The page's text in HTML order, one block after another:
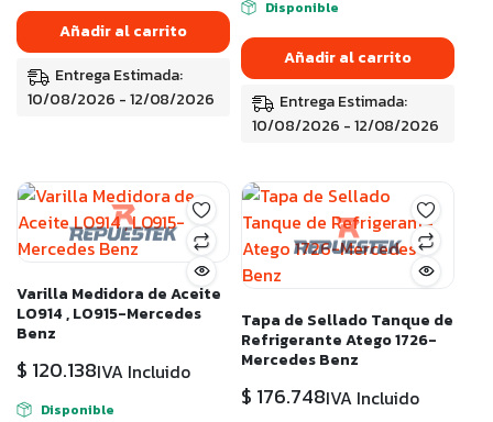
Añadir al carrito
Entrega Estimada:
10/08/2026 - 12/08/2026
Disponible
Añadir al carrito
Entrega Estimada:
10/08/2026 - 12/08/2026
Varilla Medidora de Aceite
LO914 , LO915-Mercedes
Benz
$ 120.138IVA Incluido
Disponible
Tapa de Sellado Tanque de
Refrigerante Atego 1726-
Mercedes Benz
$ 176.748IVA Incluido